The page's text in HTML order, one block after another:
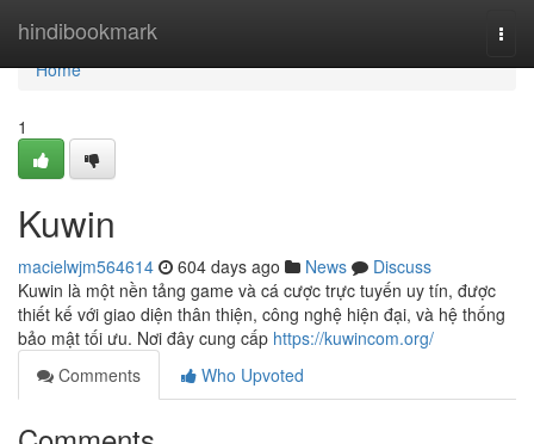
hindibookmark
Home
Home
1
Kuwin
macielwjm564614 604 days ago News
Discuss
Kuwin là một nền tảng game và cá cược trực tuyến uy tín, được
thiết kế với giao diện thân thiện, công nghệ hiện đại, và hệ thống
bảo mật tối ưu. Nơi đây cung cấp https://kuwincom.org/
Comments
Who Upvoted